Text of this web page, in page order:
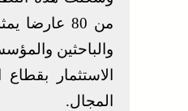
من 80
والباحثين
الاستثمار بقطاع
المجال.